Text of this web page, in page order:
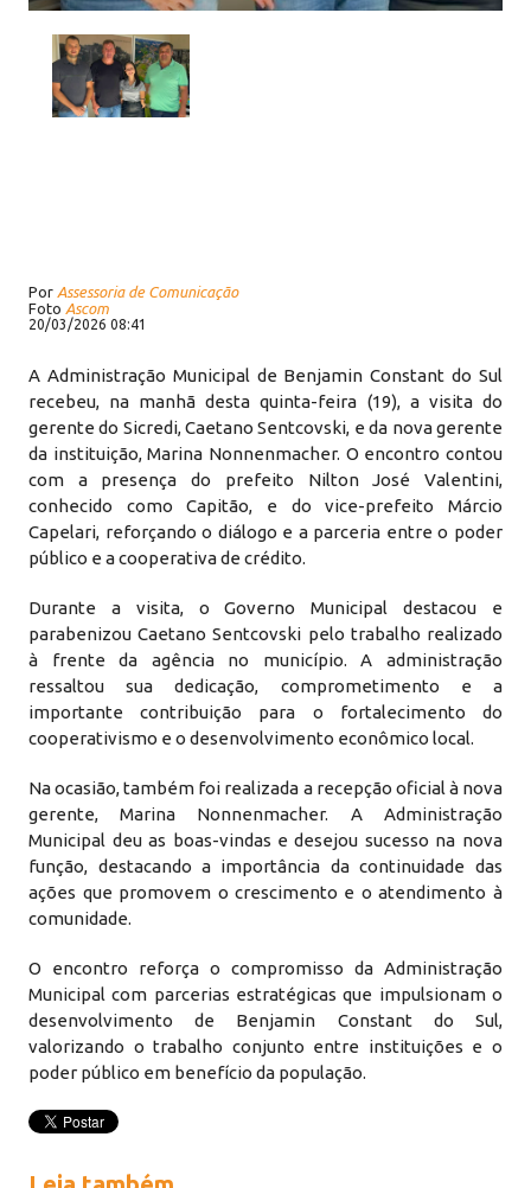
Por Assessoria de Comunicação
Foto Ascom
20/03/2026 08:41
A Administração Municipal de Benjamin Constant do Sul
recebeu, na manhã desta quinta-feira (19), a visita do
gerente do Sicredi, Caetano Sentcovski, e da nova gerente
da instituição, Marina Nonnenmacher. O encontro contou
com a presença do prefeito Nilton José Valentini,
conhecido como Capitão, e do vice-prefeito Márcio
Capelari, reforçando o diálogo e a parceria entre o poder
público e a cooperativa de crédito.
Durante a visita, o Governo Municipal destacou e
parabenizou Caetano Sentcovski pelo trabalho realizado
à frente da agência no município. A administração
ressaltou sua dedicação, comprometimento e a
importante contribuição para o fortalecimento do
cooperativismo e o desenvolvimento econômico local.
Na ocasião, também foi realizada a recepção oficial à nova
gerente, Marina Nonnenmacher. A Administração
Municipal deu as boas-vindas e desejou sucesso na nova
função, destacando a importância da continuidade das
ações que promovem o crescimento e o atendimento à
comunidade.
O encontro reforça o compromisso da Administração
Municipal com parcerias estratégicas que impulsionam o
desenvolvimento de Benjamin Constant do Sul,
valorizando o trabalho conjunto entre instituições e o
poder público em benefício da população.